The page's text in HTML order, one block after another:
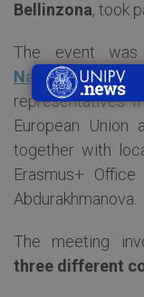
Bellinzona, took
The event
National
representatives
European Union
together with
Erasmus+
Abdurakhmanova.
The meeting
three different